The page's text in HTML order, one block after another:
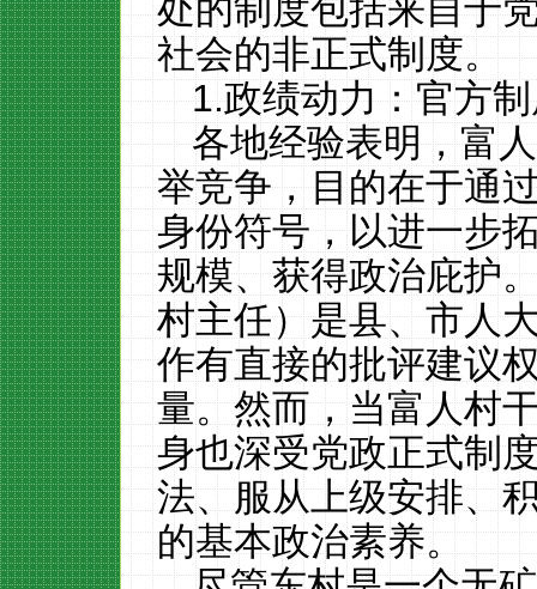
处的制度包括来自于
社会的非正式制度。
1.政绩动力：官方
各地经验表明，富
举竞争，目的在于通
身份符号，以进一步
规模、获得政治庇护
村主任）是县、市人
作有直接的批评建议
量。然而，当富人村
身也深受党政正式制
法、服从上级安排、
的基本政治素养。